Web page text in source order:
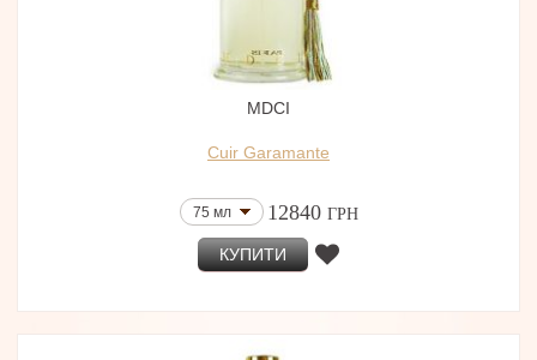
MDCI
Cuir Garamante
75 мл 12840 ГРН
КУПИТИ